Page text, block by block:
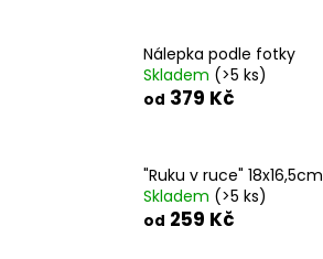
Nálepka podle fotky
Skladem (>5 ks)
od 379 Kč
"Ruku v ruce" 18x16,5cm
Skladem (>5 ks)
od 259 Kč